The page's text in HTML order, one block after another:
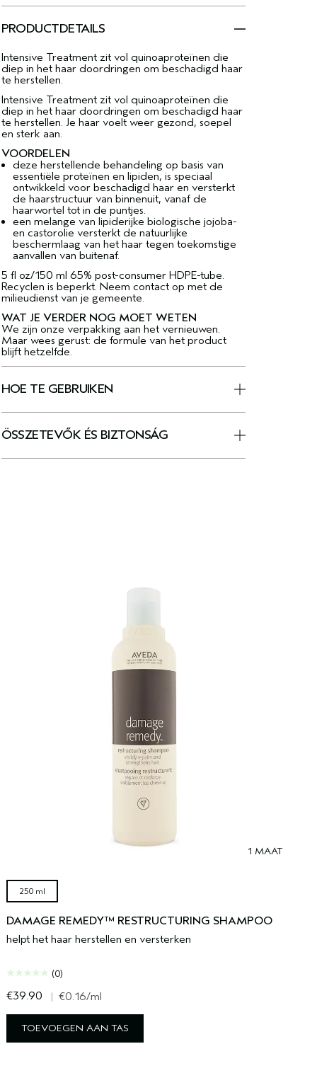
PRODUCTDETAILS
Intensive Treatment zit vol quinoaproteïnen die
diep in het haar doordringen om beschadigd haar
te herstellen.
Intensive Treatment zit vol quinoaproteïnen die
diep in het haar doordringen om beschadigd haar
te herstellen. Je haar voelt weer gezond, soepel
en sterk aan.
VOORDELEN
deze herstellende behandeling op basis van
essentiële proteïnen en lipiden, is speciaal
ontwikkeld voor beschadigd haar en versterkt
de haarstructuur van binnenuit, vanaf de
haarwortel tot in de puntjes.
een melange van lipiderijke biologische jojoba-
en castorolie versterkt de natuurlijke
beschermlaag van het haar tegen toekomstige
aanvallen van buitenaf.
5 fl oz/150 ml 65% post-consumer HDPE-tube.
Recyclen is beperkt. Neem contact op met de
milieudienst van je gemeente.
WAT JE VERDER NOG MOET WETEN
We zijn onze verpakking aan het vernieuwen.
Maar wees gerust: de formule van het product
blijft hetzelfde.
HOE TE GEBRUIKEN
ÖSSZETEVŐK ÉS BIZTONSÁG
1 MAAT
250 ml
DAMAGE REMEDY™ RESTRUCTURING SHAMPOO
helpt het haar herstellen en versterken
(0)
€39.90 | €0.16/ml
TOEVOEGEN AAN TAS